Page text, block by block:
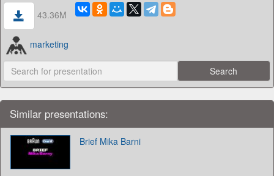
43.36M
marketing
Similar presentations:
Brief Mika Barni